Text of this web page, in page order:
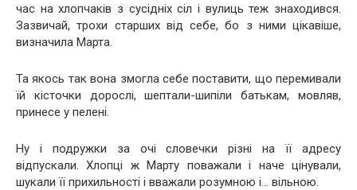
час на хлопчаків з сусідніх сіл і вулиць теж знаходився.
Зазвичай, трохи старших від себе, бо з ними цікавіше,
визначила Марта.
Та якось так вона змогла себе поставити, що перемивали
їй кісточки дорослі, шептали-шипіли батькам, мовляв,
принесе у пелені.
Ну і подружки за очі словечки різні на її адресу
відпускали. Хлопці ж Марту поважали і наче цінували,
шукали її прихильності і вважали розумною і… вільною.